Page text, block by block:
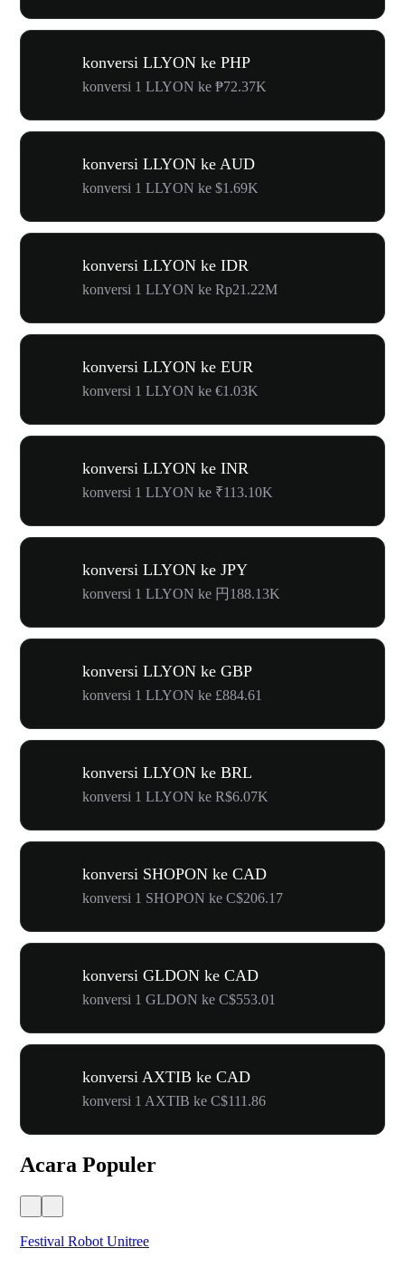
konversi LLYON ke PHP
konversi 1 LLYON ke ₱72.37K
konversi LLYON ke AUD
konversi 1 LLYON ke $1.69K
konversi LLYON ke IDR
konversi 1 LLYON ke Rp21.22M
konversi LLYON ke EUR
konversi 1 LLYON ke €1.03K
konversi LLYON ke INR
konversi 1 LLYON ke ₹113.10K
konversi LLYON ke JPY
konversi 1 LLYON ke 円188.13K
konversi LLYON ke GBP
konversi 1 LLYON ke £884.61
konversi LLYON ke BRL
konversi 1 LLYON ke R$6.07K
konversi SHOPON ke CAD
konversi 1 SHOPON ke C$206.17
konversi GLDON ke CAD
konversi 1 GLDON ke C$553.01
konversi AXTIB ke CAD
konversi 1 AXTIB ke C$111.86
Acara Populer
Festival Robot Unitree